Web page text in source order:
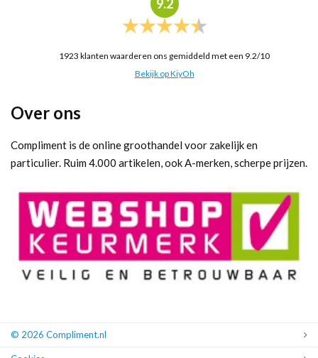
9.2
1923 klanten waarderen ons gemiddeld met een 9.2/10
Bekijk op KiyOh
Over ons
Compliment is de online groothandel voor zakelijk en
particulier. Ruim 4.000 artikelen, ook A-merken, scherpe prijzen.
© 2026 Compliment.nl